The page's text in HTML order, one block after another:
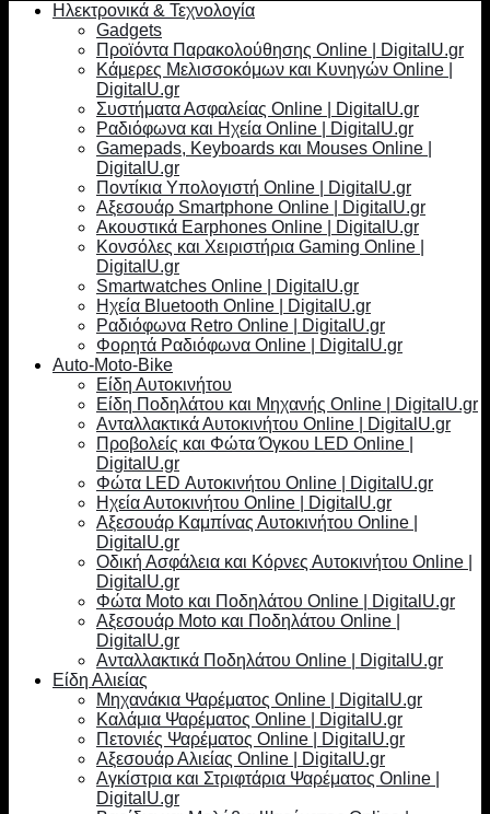
Ηλεκτρονικά & Τεχνολογία
Gadgets
Προϊόντα Παρακολούθησης Online | DigitalU.gr
Κάμερες Μελισσοκόμων και Κυνηγών Online |
DigitalU.gr
Συστήματα Ασφαλείας Online | DigitalU.gr
Ραδιόφωνα και Ηχεία Online | DigitalU.gr
Gamepads, Keyboards και Mouses Online |
DigitalU.gr
Ποντίκια Υπολογιστή Online | DigitalU.gr
Αξεσουάρ Smartphone Online | DigitalU.gr
Ακουστικά Earphones Online | DigitalU.gr
Κονσόλες και Χειριστήρια Gaming Online |
DigitalU.gr
Smartwatches Online | DigitalU.gr
Ηχεία Bluetooth Online | DigitalU.gr
Ραδιόφωνα Retro Online | DigitalU.gr
Φορητά Ραδιόφωνα Online | DigitalU.gr
Auto-Moto-Bike
Είδη Αυτοκινήτου
Είδη Ποδηλάτου και Μηχανής Online | DigitalU.gr
Ανταλλακτικά Αυτοκινήτου Online | DigitalU.gr
Προβολείς και Φώτα Όγκου LED Online |
DigitalU.gr
Φώτα LED Αυτοκινήτου Online | DigitalU.gr
Ηχεία Αυτοκινήτου Online | DigitalU.gr
Αξεσουάρ Καμπίνας Αυτοκινήτου Online |
DigitalU.gr
Οδική Ασφάλεια και Κόρνες Αυτοκινήτου Online |
DigitalU.gr
Φώτα Moto και Ποδηλάτου Online | DigitalU.gr
Αξεσουάρ Moto και Ποδηλάτου Online |
DigitalU.gr
Ανταλλακτικά Ποδηλάτου Online | DigitalU.gr
Είδη Αλιείας
Μηχανάκια Ψαρέματος Online | DigitalU.gr
Καλάμια Ψαρέματος Online | DigitalU.gr
Πετονιές Ψαρέματος Online | DigitalU.gr
Αξεσουάρ Αλιείας Online | DigitalU.gr
Αγκίστρια και Στριφτάρια Ψαρέματος Online |
DigitalU.gr